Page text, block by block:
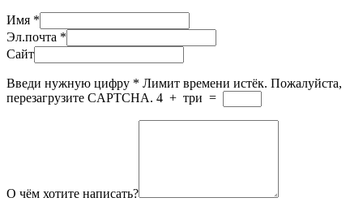
Имя *
Эл.почта *
Сайт
Введи нужную цифру * Лимит времени истёк. Пожалуйста,
перезагрузите CAPTCHA. 4 + три =
О чём хотите написать?